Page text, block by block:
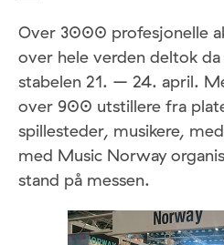
Over 3000 profesjonelle
over hele verden deltok da
stabelen 21. – 24. april.
over 900 utstillere fra
spillesteder, musikere,
med Music Norway
stand på messen.